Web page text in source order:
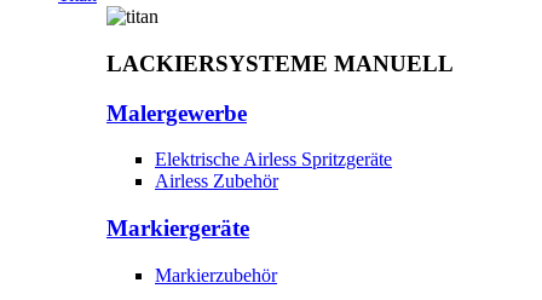
LACKIERSYSTEME MANUELL
Malergewerbe
Elektrische Airless Spritzgeräte
Airless Zubehör
Markiergeräte
Markierzubehör